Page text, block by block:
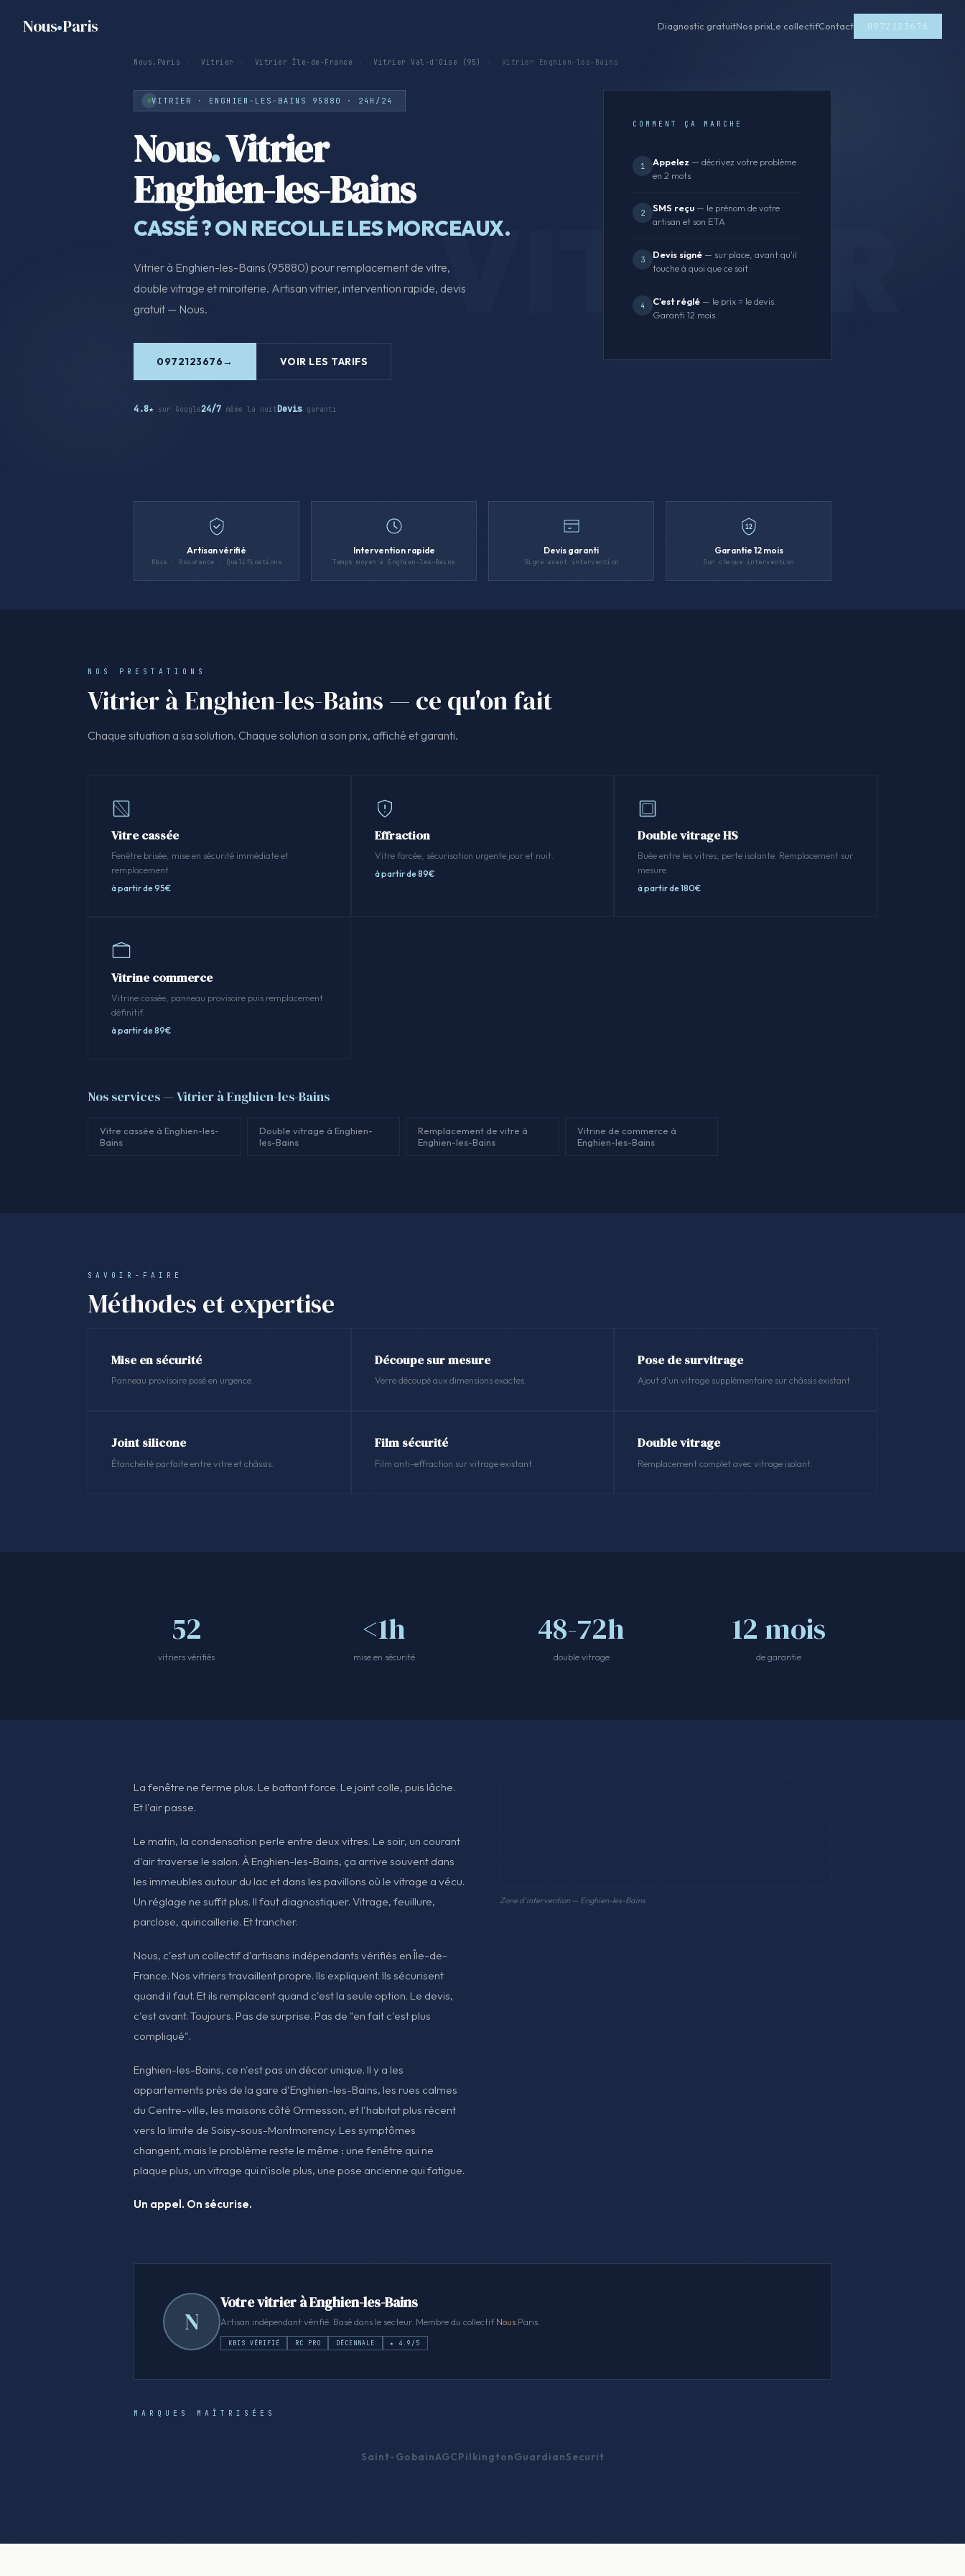
Nous Paris Diagnostic gratuitNos prixLe collectifContact 0972123676
Nous.Paris Vitrier Vitrier Île-de-France Vitrier Val-d'Oise (95) Vitrier Enghien-les-Bains
VITRIER · ENGHIEN-LES-BAINS 95880 · 24H/24
Nous.Vitrier
Enghien-les-Bains
CASSÉ ? ON RECOLLE LES MORCEAUX.
Vitrier à Enghien-les-Bains (95880) pour remplacement de vitre,
double vitrage et miroiterie. Artisan vitrier, intervention rapide, devis
gratuit — Nous.
0972123676 VOIR LES TARIFS
4.8★ sur Google24/7 même la nuitDevis garanti
COMMENT ÇA MARCHE
1 Appelez — décrivez votre problème
en 2 mots
2 SMS reçu — le prénom de votre
artisan et son ETA
3 Devis signé — sur place, avant qu'il
touche à quoi que ce soit
4 C'est réglé — le prix = le devis.
Garanti 12 mois.
Artisan vérifié
Kbis · Assurance · Qualifications
Intervention rapide
Temps moyen à Enghien-les-Bains
Devis garanti
Signé avant intervention
12
Garantie 12 mois
Sur chaque intervention
NOS PRESTATIONS
Vitrier à Enghien-les-Bains — ce qu'on fait
Chaque situation a sa solution. Chaque solution a son prix, affiché et garanti.
Vitre cassée
Fenêtre brisée, mise en sécurité immédiate et
remplacement.
à partir de 95€
Effraction
Vitre forcée, sécurisation urgente jour et nuit.
à partir de 89€
Double vitrage HS
Buée entre les vitres, perte isolante. Remplacement sur
mesure.
à partir de 180€
Vitrine commerce
Vitrine cassée, panneau provisoire puis remplacement
définitif.
à partir de 89€
Nos services — Vitrier à Enghien-les-Bains
Vitre cassée à Enghien-les-
Bains
Double vitrage à Enghien-
les-Bains
Remplacement de vitre à
Enghien-les-Bains
Vitrine de commerce à
Enghien-les-Bains
SAVOIR-FAIRE
Méthodes et expertise
Mise en sécurité
Panneau provisoire posé en urgence.
Découpe sur mesure
Verre découpé aux dimensions exactes.
Pose de survitrage
Ajout d'un vitrage supplémentaire sur châssis existant.
Joint silicone
Étanchéité parfaite entre vitre et châssis.
Film sécurité
Film anti-effraction sur vitrage existant.
Double vitrage
Remplacement complet avec vitrage isolant.
52
vitriers vérifiés
<1h
mise en sécurité
48-72h
double vitrage
12 mois
de garantie
La fenêtre ne ferme plus. Le battant force. Le joint colle, puis lâche.
Et l'air passe.
Le matin, la condensation perle entre deux vitres. Le soir, un courant
d'air traverse le salon. À Enghien-les-Bains, ça arrive souvent dans
les immeubles autour du lac et dans les pavillons où le vitrage a vécu.
Un réglage ne suffit plus. Il faut diagnostiquer. Vitrage, feuillure,
parclose, quincaillerie. Et trancher.
Nous, c'est un collectif d'artisans indépendants vérifiés en Île-de-
France. Nos vitriers travaillent propre. Ils expliquent. Ils sécurisent
quand il faut. Et ils remplacent quand c'est la seule option. Le devis,
c'est avant. Toujours. Pas de surprise. Pas de "en fait c'est plus
compliqué".
Enghien-les-Bains, ce n'est pas un décor unique. Il y a les
appartements près de la gare d'Enghien-les-Bains, les rues calmes
du Centre-ville, les maisons côté Ormesson, et l'habitat plus récent
vers la limite de Soisy-sous-Montmorency. Les symptômes
changent, mais le problème reste le même : une fenêtre qui ne
plaque plus, un vitrage qui n'isole plus, une pose ancienne qui fatigue.
Un appel. On sécurise.
Zone d'intervention — Enghien-les-Bains
N
Votre vitrier à Enghien-les-Bains
Artisan indépendant vérifié. Basé dans le secteur. Membre du collectifNous.Paris.
KBIS VÉRIFIÉ RC PRO DÉCENNALE ★ 4.9/5
MARQUES MAÎTRISÉES
Saint-GobainAGCPilkingtonGuardianSecurit